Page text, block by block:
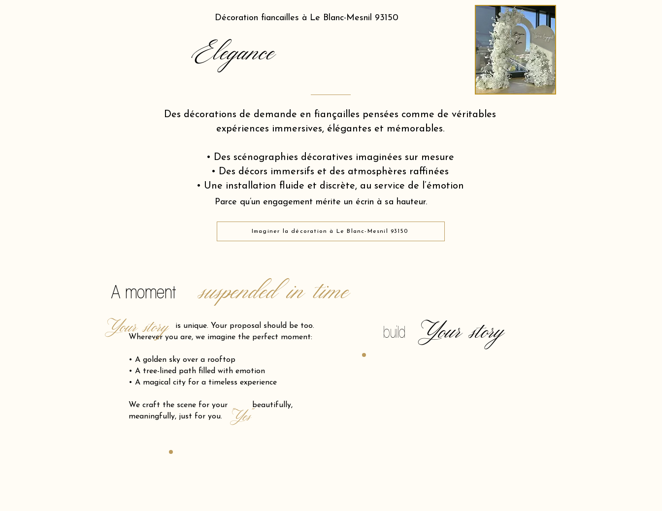
Décoration fiancailles à Le Blanc-Mesnil 93150
Elegance
Des décorations de demande en fiançailles pensées comme de véritables
expériences immersives, élégantes et mémorables.
• Des scénographies décoratives imaginées sur mesure
• Des décors immersifs et des atmosphères raffinées
• Une installation fluide et discrète, au service de l’émotion
Parce qu’un engagement mérite un écrin à sa hauteur.
Imaginer la décoration à Le Blanc-Mesnil 93150
A moment suspended in time
is unique. Your proposal should be too.
Wherever you are, we imagine the perfect moment:
• A golden sky over a rooftop
• A tree-lined path filled with emotion
• A magical city for a timeless experience
We craft the scene for your beautifully,
meaningfully, just for you.
Your story
"Yes"
build Your story